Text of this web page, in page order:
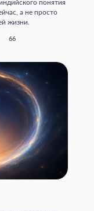
понятия
а не просто
жизни.
66